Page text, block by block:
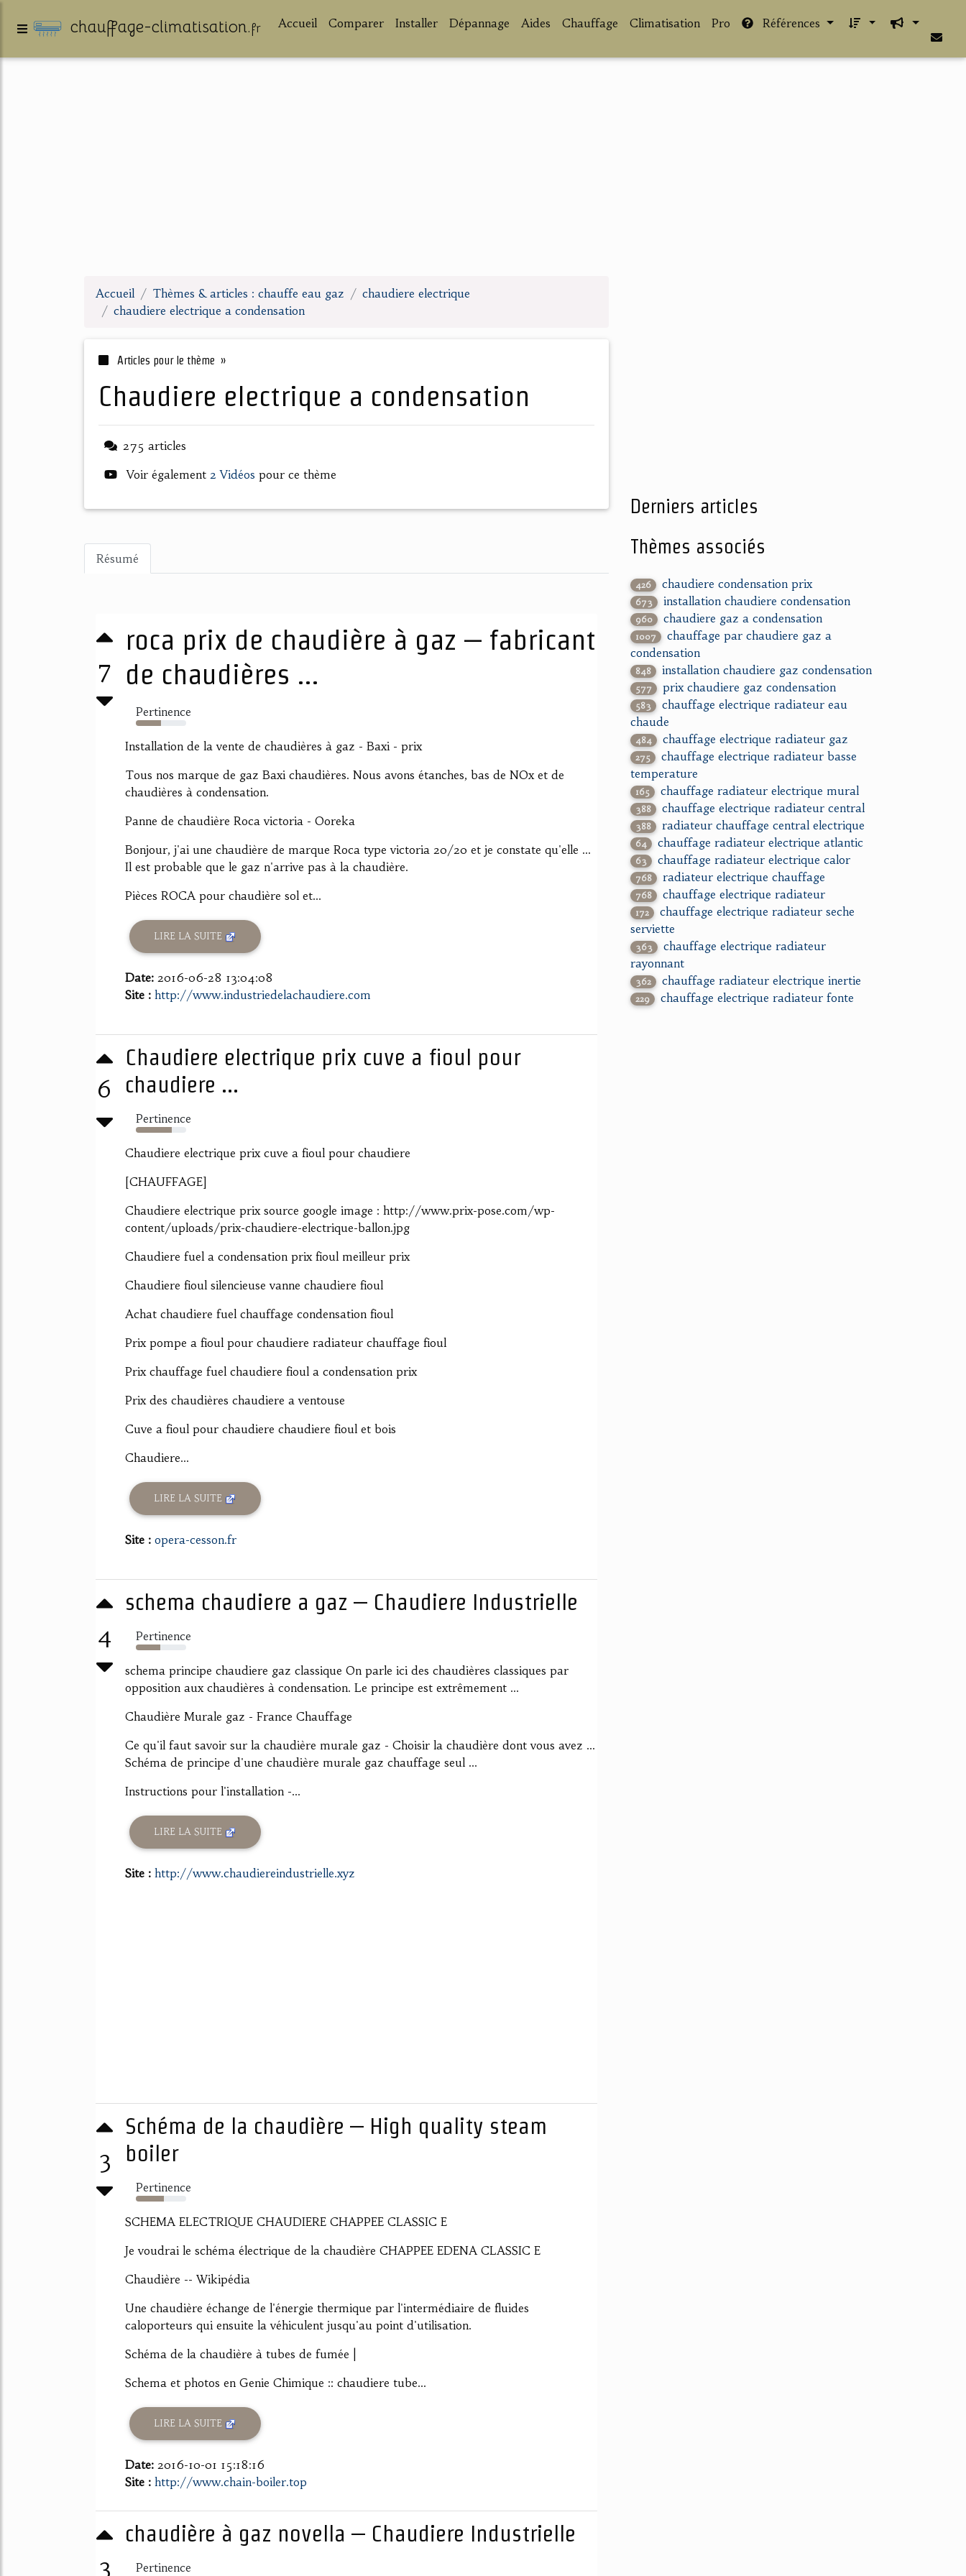
chauffage-climatisation.fr Accueil Comparer Installer Dépannage Aides Chauffage Climatisation Pro Références
Accueil Thèmes & articles : chauffe eau gaz
chaudiere electrique
chaudiere electrique a condensation
Articles pour le thème »
chaudiere electrique a condensation
275 articles
Voir également 2 Vidéos pour ce thème
Résumé
7
roca prix de chaudière à gaz – fabricant
de chaudières ...
Pertinence
50%
Installation de la vente de chaudières à gaz - Baxi - prix
Tous nos marque de gaz Baxi chaudières. Nous avons étanches, bas de NOx et de
chaudières à condensation.
Panne de chaudière Roca victoria - Ooreka
Bonjour, j'ai une chaudière de marque Roca type victoria 20/20 et je constate qu'elle ...
Il est probable que le gaz n'arrive pas à la chaudière.
Pièces ROCA pour chaudière sol et...
LIRE LA SUITE
Date: 2016-06-28 13:04:08
Site : http://www.industriedelachaudiere.com
6
Chaudiere electrique prix cuve a fioul pour
chaudiere ...
Pertinence
72%
Chaudiere electrique prix cuve a fioul pour chaudiere
[CHAUFFAGE]
Chaudiere electrique prix source google image : http://www.prix-pose.com/wp-
content/uploads/prix-chaudiere-electrique-ballon.jpg
Chaudiere fuel a condensation prix fioul meilleur prix
Chaudiere fioul silencieuse vanne chaudiere fioul
Achat chaudiere fuel chauffage condensation fioul
Prix pompe a fioul pour chaudiere radiateur chauffage fioul
Prix chauffage fuel chaudiere fioul a condensation prix
Prix des chaudières chaudiere a ventouse
Cuve a fioul pour chaudiere chaudiere fioul et bois
Chaudiere...
LIRE LA SUITE
Site : opera-cesson.fr
4
schema chaudiere a gaz – Chaudiere Industrielle
Pertinence
49%
schema principe chaudiere gaz classique On parle ici des chaudières classiques par
opposition aux chaudières à condensation. Le principe est extrêmement ...
Chaudière Murale gaz - France Chauffage
Ce qu'il faut savoir sur la chaudière murale gaz - Choisir la chaudière dont vous avez ...
Schéma de principe d'une chaudière murale gaz chauffage seul ...
Instructions pour l'installation -...
LIRE LA SUITE
Site : http://www.chaudiereindustrielle.xyz
3
Schéma de la chaudière – High quality steam
boiler
Pertinence
56%
SCHEMA ELECTRIQUE CHAUDIERE CHAPPEE CLASSIC E
Je voudrai le schéma électrique de la chaudière CHAPPEE EDENA CLASSIC E
Chaudière -- Wikipédia
Une chaudière échange de l'énergie thermique par l'intermédiaire de fluides
caloporteurs qui ensuite la véhiculent jusqu'au point d'utilisation.
Schéma de la chaudière à tubes de fumée |
Schema et photos en Genie Chimique :: chaudiere tube...
LIRE LA SUITE
Date: 2016-10-01 15:18:16
Site : http://www.chain-boiler.top
3
chaudière à gaz novella – Chaudiere Industrielle
Pertinence
Derniers articles
Thèmes associés
426 chaudiere condensation prix
673 installation chaudiere condensation
960 chaudiere gaz a condensation
1007
chauffage par chaudiere gaz a
condensation
848 installation chaudiere gaz condensation
577 prix chaudiere gaz condensation
583
chauffage electrique radiateur eau
chaude
484 chauffage electrique radiateur gaz
275
chauffage electrique radiateur basse
temperature
165 chauffage radiateur electrique mural
388 chauffage electrique radiateur central
388 radiateur chauffage central electrique
64 chauffage radiateur electrique atlantic
63 chauffage radiateur electrique calor
768 radiateur electrique chauffage
768 chauffage electrique radiateur
172
chauffage electrique radiateur seche
serviette
363
chauffage electrique radiateur
rayonnant
362 chauffage radiateur electrique inertie
229 chauffage electrique radiateur fonte